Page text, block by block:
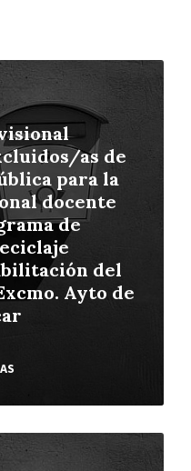
as de
para la
docente
de
del
Ayto de